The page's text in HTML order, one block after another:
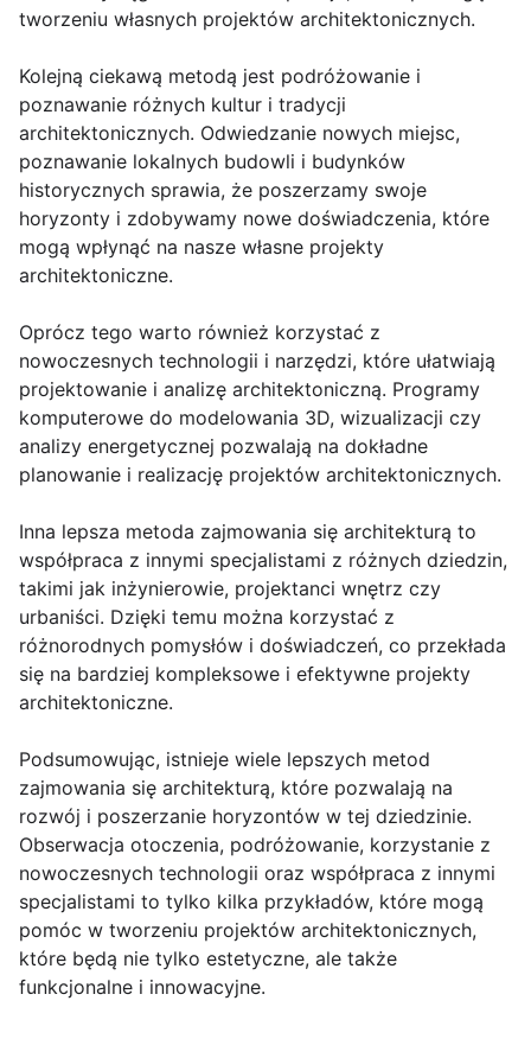
tworzeniu własnych projektów architektonicznych.
Kolejną ciekawą metodą jest podróżowanie i
poznawanie różnych kultur i tradycji
architektonicznych. Odwiedzanie nowych miejsc,
poznawanie lokalnych budowli i budynków
historycznych sprawia, że poszerzamy swoje
horyzonty i zdobywamy nowe doświadczenia, które
mogą wpłynąć na nasze własne projekty
architektoniczne.
Oprócz tego warto również korzystać z
nowoczesnych technologii i narzędzi, które ułatwiają
projektowanie i analizę architektoniczną. Programy
komputerowe do modelowania 3D, wizualizacji czy
analizy energetycznej pozwalają na dokładne
planowanie i realizację projektów architektonicznych.
Inna lepsza metoda zajmowania się architekturą to
współpraca z innymi specjalistami z różnych dziedzin,
takimi jak inżynierowie, projektanci wnętrz czy
urbaniści. Dzięki temu można korzystać z
różnorodnych pomysłów i doświadczeń, co przekłada
się na bardziej kompleksowe i efektywne projekty
architektoniczne.
Podsumowując, istnieje wiele lepszych metod
zajmowania się architekturą, które pozwalają na
rozwój i poszerzanie horyzontów w tej dziedzinie.
Obserwacja otoczenia, podróżowanie, korzystanie z
nowoczesnych technologii oraz współpraca z innymi
specjalistami to tylko kilka przykładów, które mogą
pomóc w tworzeniu projektów architektonicznych,
które będą nie tylko estetyczne, ale także
funkcjonalne i innowacyjne.